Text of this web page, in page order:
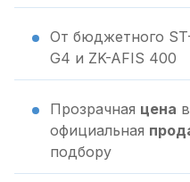
От бюджетного
G4 и ZK-AFIS 400
Прозрачная цена
официальная
подбору